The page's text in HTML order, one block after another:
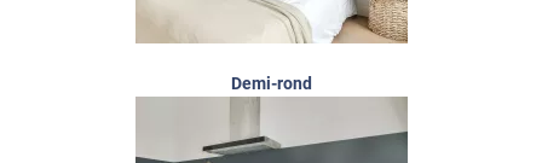
Demi-rond